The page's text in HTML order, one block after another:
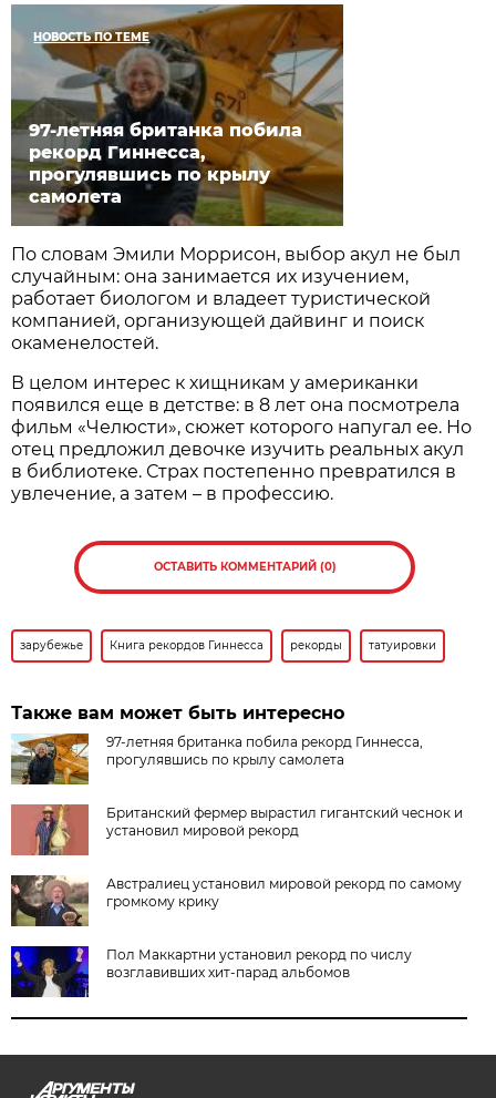
НОВОСТЬ ПО ТЕМЕ
97-летняя британка побила
рекорд Гиннесса,
прогулявшись по крылу
самолета
По словам Эмили Моррисон, выбор акул не был
случайным: она занимается их изучением,
работает биологом и владеет туристической
компанией, организующей дайвинг и поиск
окаменелостей.
В целом интерес к хищникам у американки
появился еще в детстве: в 8 лет она посмотрела
фильм «Челюсти», сюжет которого напугал ее. Но
отец предложил девочке изучить реальных акул
в библиотеке. Страх постепенно превратился в
увлечение, а затем – в профессию.
ОСТАВИТЬ КОММЕНТАРИЙ (0)
зарубежье Книга рекордов Гиннесса рекорды татуировки
Также вам может быть интересно
97-летняя британка побила рекорд Гиннесса,
прогулявшись по крылу самолета
Британский фермер вырастил гигантский чеснок и
установил мировой рекорд
Австралиец установил мировой рекорд по самому
громкому крику
Пол Маккартни установил рекорд по числу
возглавивших хит-парад альбомов